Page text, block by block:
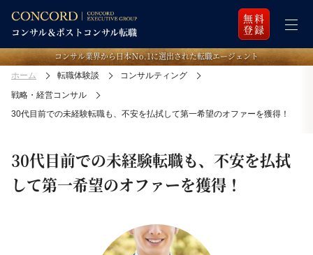
無料
登録
コンサル業界から日本Ｎo.1に選出された転職エージェント
ホーム 転職体験談
コンサルティング
戦略・経営コンサル
30代目前での未経験転職も、不安を払拭して第一希望のオファーを獲得！
30代目前での未経験転職も、不安を払拭
して第一希望のオファーを獲得！